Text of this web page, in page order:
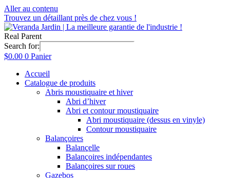
Aller au contenu
Trouvez un détaillant près de chez vous !
Real Parent
Search for:
$0.00 0 Panier
Accueil
Catalogue de produits
Abris moustiquaire et hiver
Abri d’hiver
Abri et contour moustiquaire
Abri moustiquaire (dessus en vinyle)
Contour moustiquaire
Balançoires
Balançelle
Balançoires indépendantes
Balançoires sur roues
Gazebos